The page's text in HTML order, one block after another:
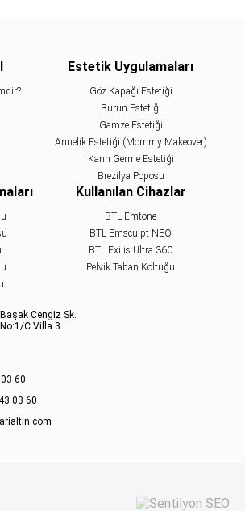
yaşlanmanın etkisiyle sarkarak gıdı eritme
Badem Göz Estetiği Yaptıranlar
Gözlerine estetik açıdan hoş bir görünüm
kazandırmak için badem göz estetiği
Burun Estetiği Sonrası 1. Ay ve 6. Ay
Burun estetiği sonrası 1. ay ve 6. ay dönemleri,
yüzünüzde meydana gelen...
Yanak İnceltme Yöntemleri
Sıvı yüz germe, yeni nesil yüz germe
işlemlerinden biridir ve yaşlanmaya bağlı...
Estetik Uygulamaları
Göz Kapağı Estetiği
Burun Estetiği
Gamze Estetiği
Annelik Estetiği (Mommy Makeover)
Karın Germe Estetiği
Brezilya Poposu
Kullanılan Cihazlar
BTL Emtone
BTL Emsculpt NEO
BTL Exilis Ultra 360
Pelvik Taban Koltuğu
Cengiz Sk.
C Villa 3
60
03 60